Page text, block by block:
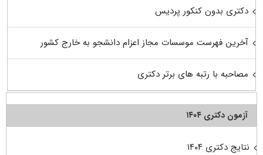
دکتری بدون کنکور پردیس
آخرین فهرست موسسات مجاز اعزام دانشجو به خارج کشور
مصاحبه با رتبه های برتر دکتری
آزمون دکتری ۱۴۰۴
نتایج دکتری ۱۴۰۴